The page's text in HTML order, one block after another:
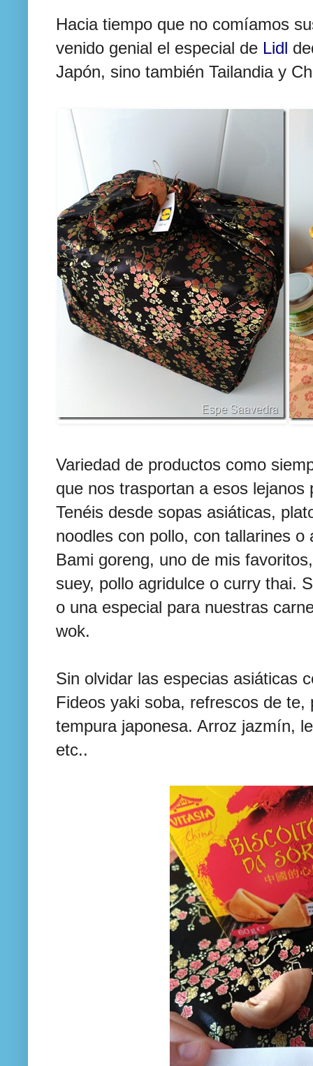
Hacia tiempo que no comíamos
venido genial el especial de Lidl
Japón, sino también Tailandia y
Variedad de productos como
que nos trasportan a esos lejanos
Tenéis desde sopas asiáticas,
noodles con pollo, con tallarines o
Bami goreng, uno de mis
suey, pollo agridulce o curry thai.
o una especial para nuestras
wok.
Sin olvidar las especias asiáticas
Fideos yaki soba, refrescos de
tempura japonesa. Arroz jazmín,
etc..